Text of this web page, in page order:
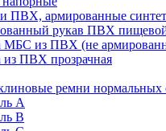
ПВХ, армированные
рукав ПВХ
МБС из ПВХ (не
из ПВХ прозрачная
ремни нормальных
A
B